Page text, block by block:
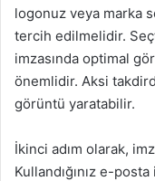
logonuz veya marka
tercih edilmelidir.
imzasında optimal
önemlidir. Aksi
görüntü yaratabilir.
İkinci adım olarak,
Kullandığınız e-